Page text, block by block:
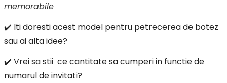
memorabile
✔️ Iti doresti acest model pentru petrecerea de botez
sau ai alta idee?
✔️ Vrei sa stii ce cantitate sa cumperi in functie de
numarul de invitati?